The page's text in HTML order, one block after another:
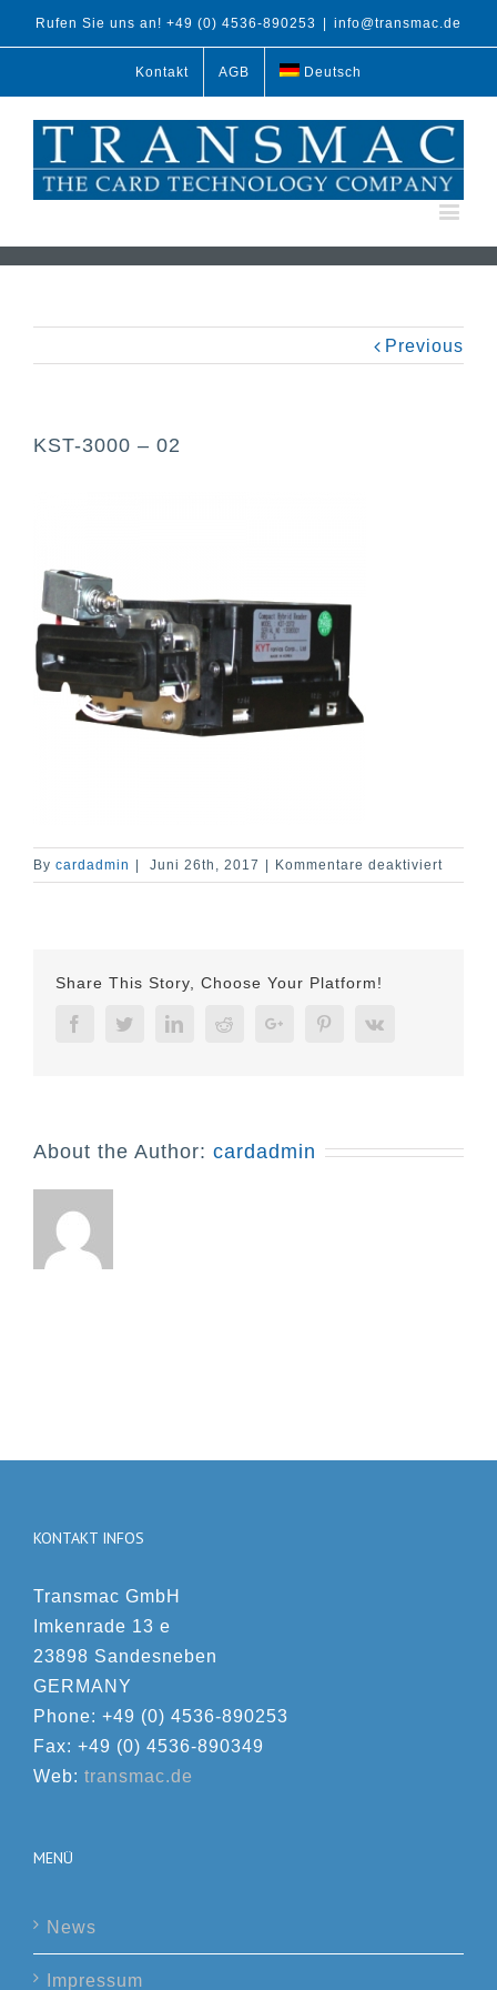
Rufen Sie uns an! +49 (0) 4536-890253 info@transmac.de
Kontakt AGB Deutsch
Previous
KST-3000 – 02
By cardadmin | Juni 26th, 2017 | Kommentare deaktiviert
KST-
Share This Story, Choose Your Platform!
FacebookTwitter LinkedinReddit Google+Pinterest
About the Author: cardadmin
KONTAKT INFOS
Transmac GmbH
Imkenrade 13 e
23898 Sandesneben
GERMANY
Phone: +49 (0) 4536-890253
Fax: +49 (0) 4536-890349
Web: transmac.de
MENÜ
News
Impressum